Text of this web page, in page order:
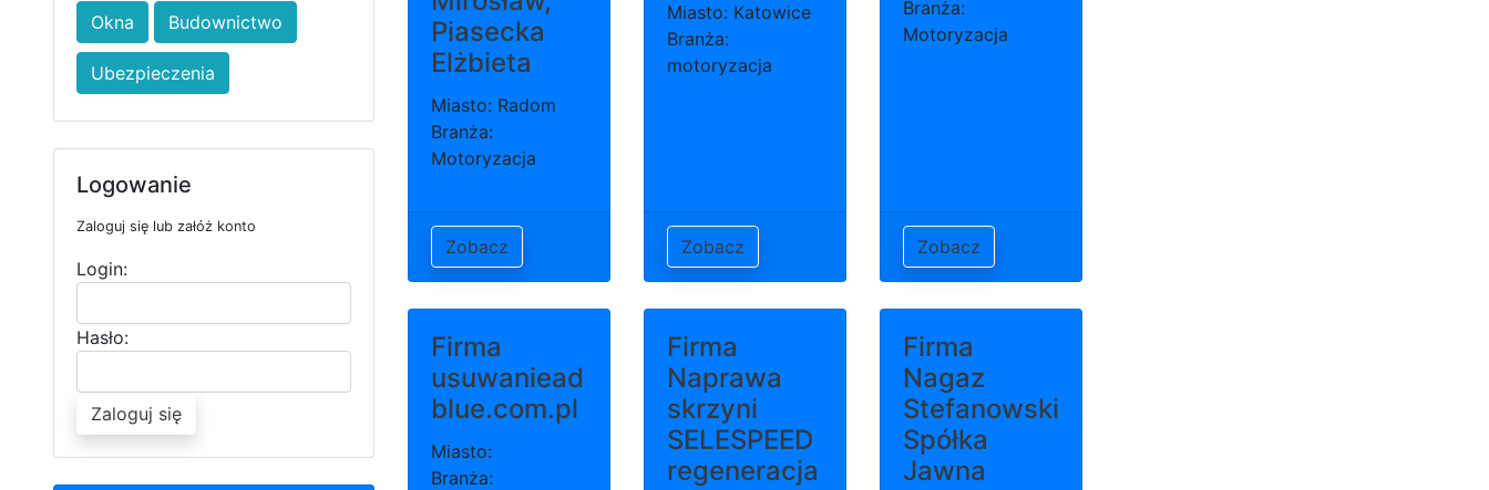
Okna Budownictwo
Ubezpieczenia
Logowanie
Zaloguj się lub załóż konto
Login:
Hasło:
Zaloguj się
Piasecka
Elżbieta
Miasto: Radom
Branża:
Motoryzacja
Zobacz
Miasto: Katowice
Branża:
motoryzacja
Zobacz
Branża:
Motoryzacja
Zobacz
Firma
usuwaniead
blue.com.pl
Miasto:
Branża:
Firma
Naprawa
skrzyni
SELESPEED
regeneracja
Firma
Nagaz
Stefanowski
Spółka
Jawna